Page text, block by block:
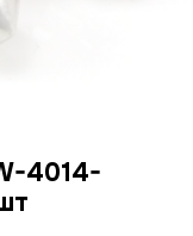
4014-